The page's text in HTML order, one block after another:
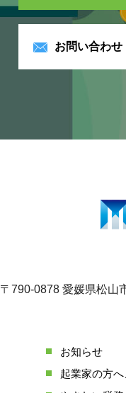
お問い合わせ
〒790-0878 愛媛県松山
お知らせ
起業家の方